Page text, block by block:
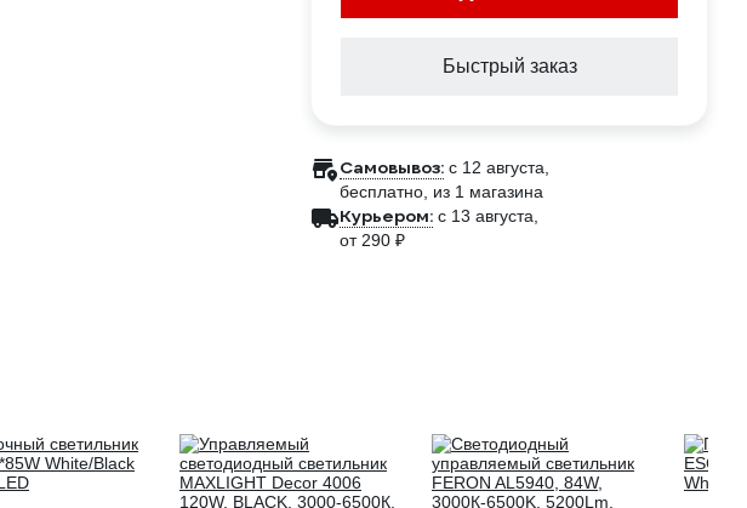
Быстрый заказ
Самовывоз: c 12 августа,
бесплатно , из 1 магазина
Курьером: c 13 августа,
от 290 ₽